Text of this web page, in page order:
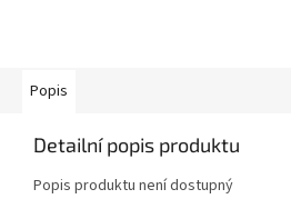
Popis
Detailní popis produktu
Popis produktu není dostupný